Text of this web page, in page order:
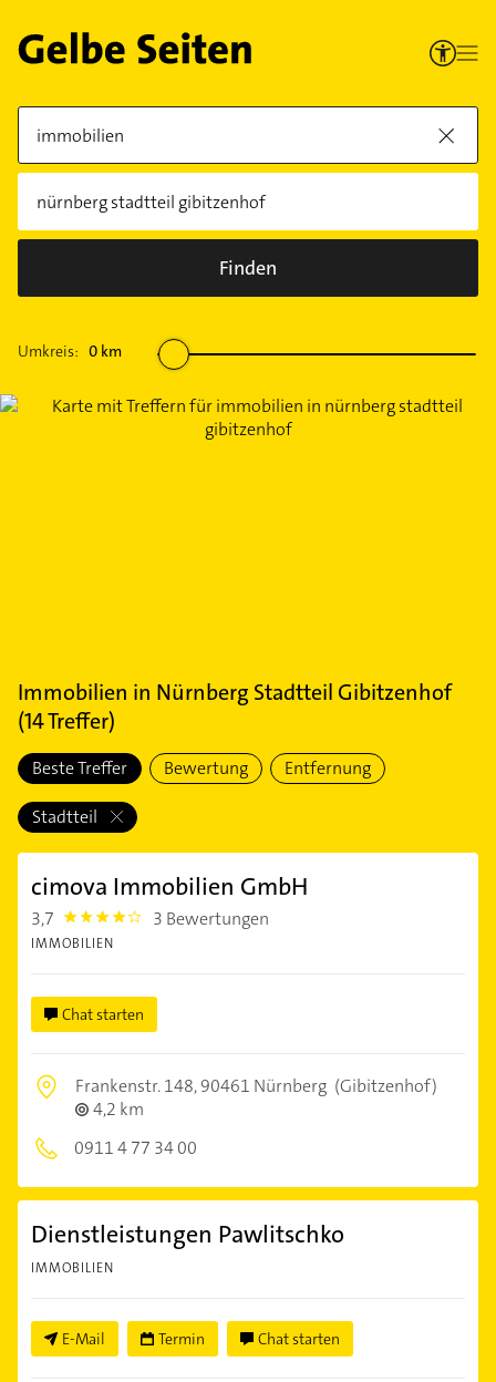
Finden
Umkreis: 0 km
Immobilien in Nürnberg Stadtteil Gibitzenhof
(14Treffer)
Beste Treffer Bewertung Entfernung
Stadtteil
cimova Immobilien GmbH
3,7 3.7 3 Bewertungen
IMMOBILIEN
Chat starten
Frankenstr. 148,90461 Nürnberg (Gibitzenhof)
4,2 km
0911 4 77 34 00
Dienstleistungen Pawlitschko
IMMOBILIEN
E-Mail Termin Chat starten